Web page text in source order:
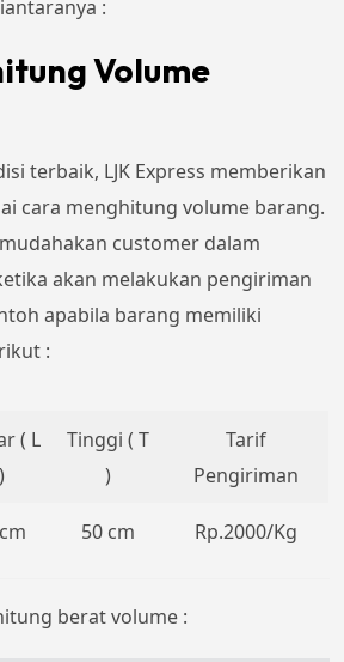
:
Volume
terbaik, LJK Express memberikan
cara menghitung volume barang.
customer dalam
akan melakukan pengiriman
apabila barang memiliki
:
( L
)
Tinggi ( T
)
Tarif
Pengiriman
50 cm Rp.2000/Kg
berat volume :